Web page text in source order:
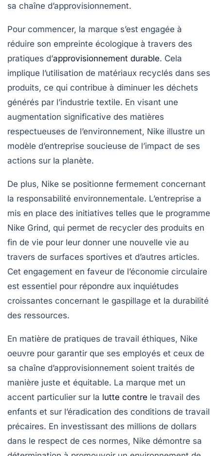
sa chaîne d’approvisionnement.
Pour commencer, la marque s’est engagée à
réduire son empreinte écologique à travers des
pratiques d’approvisionnement durable. Cela
implique l’utilisation de matériaux recyclés dans ses
produits, ce qui contribue à diminuer les déchets
générés par l’industrie textile. En visant une
augmentation significative des matières
respectueuses de l’environnement, Nike illustre un
modèle d’entreprise soucieuse de l’impact de ses
actions sur la planète.
De plus, Nike se positionne fermement concernant
la responsabilité environnementale. L’entreprise a
mis en place des initiatives telles que le programme
Nike Grind, qui permet de recycler des produits en
fin de vie pour leur donner une nouvelle vie au
travers de surfaces sportives et d’autres articles.
Cet engagement en faveur de l’économie circulaire
est essentiel pour répondre aux inquiétudes
croissantes concernant le gaspillage et la durabilité
des ressources.
En matière de pratiques de travail éthiques, Nike
oeuvre pour garantir que ses employés et ceux de
sa chaîne d’approvisionnement soient traités de
manière juste et équitable. La marque met un
accent particulier sur la lutte contre le travail des
enfants et sur l’éradication des conditions de travail
précaires. En investissant des millions de dollars
dans le respect de ces normes, Nike démontre sa